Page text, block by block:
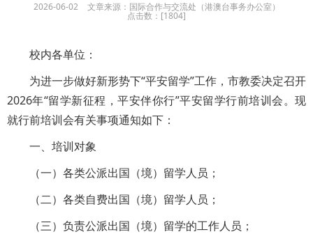
2026-06-02 文章来源：国际合作与交流处（港澳台事务办公室）
点击数：[1804]
校内各单位：
为进一步做好新形势下“平安留学”工作，市教委决定召开
2026年“留学新征程，平安伴你行”平安留学行前培训会。现
就行前培训会有关事项通知如下：
一、培训对象
（一）各类公派出国（境）留学人员；
（二）各类自费出国（境）留学人员；
（三）负责公派出国（境）留学的工作人员；